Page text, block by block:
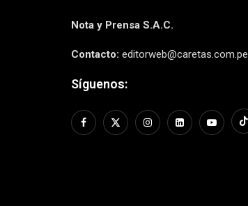
Nota y Prensa S.A.C.
Contacto: editorweb@caretas.com.pe
Síguenos: